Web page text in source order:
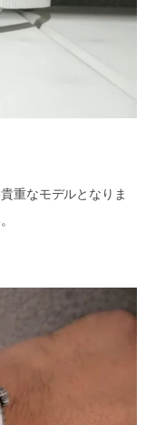
重なモデルとなりま